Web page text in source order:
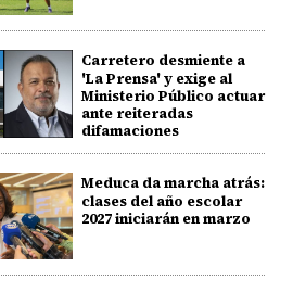
Carretero desmiente a
'La Prensa' y exige al
Ministerio Público actuar
ante reiteradas
difamaciones
Meduca da marcha atrás:
clases del año escolar
2027 iniciarán en marzo